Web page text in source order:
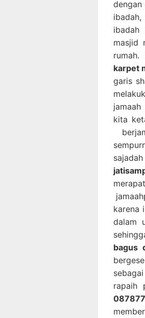
dengan
ibadah
masjid
karpet
garis
kita
karena
dalam
bagus
rapaih